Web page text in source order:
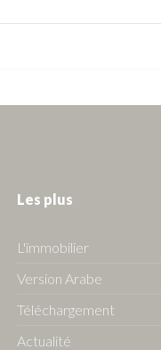
Les plus
L'immobilier
Version Arabe
Téléchargement
Actualité